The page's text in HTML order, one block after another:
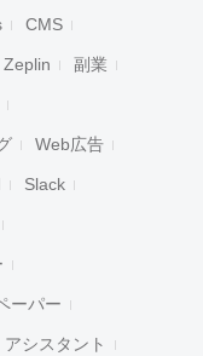
CMS
Zeplin 副業
Web広告
Slack
ーパー
アシスタント